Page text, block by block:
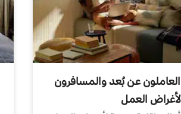
العاملون عن بُعد والمسافرون
لأغراض العمل